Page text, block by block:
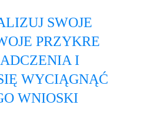
SWOJE
PRZYKRE
I
WYCIĄGNĄĆ
WNIOSKI